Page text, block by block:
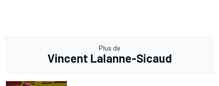
Plus de
Vincent Lalanne-Sicaud